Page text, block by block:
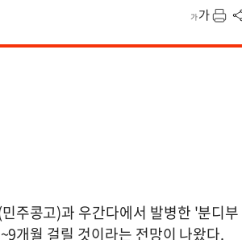
주콩고)과 우간다에서 발병한 '분디부
개월 걸릴 것이라는 전망이 나왔다.